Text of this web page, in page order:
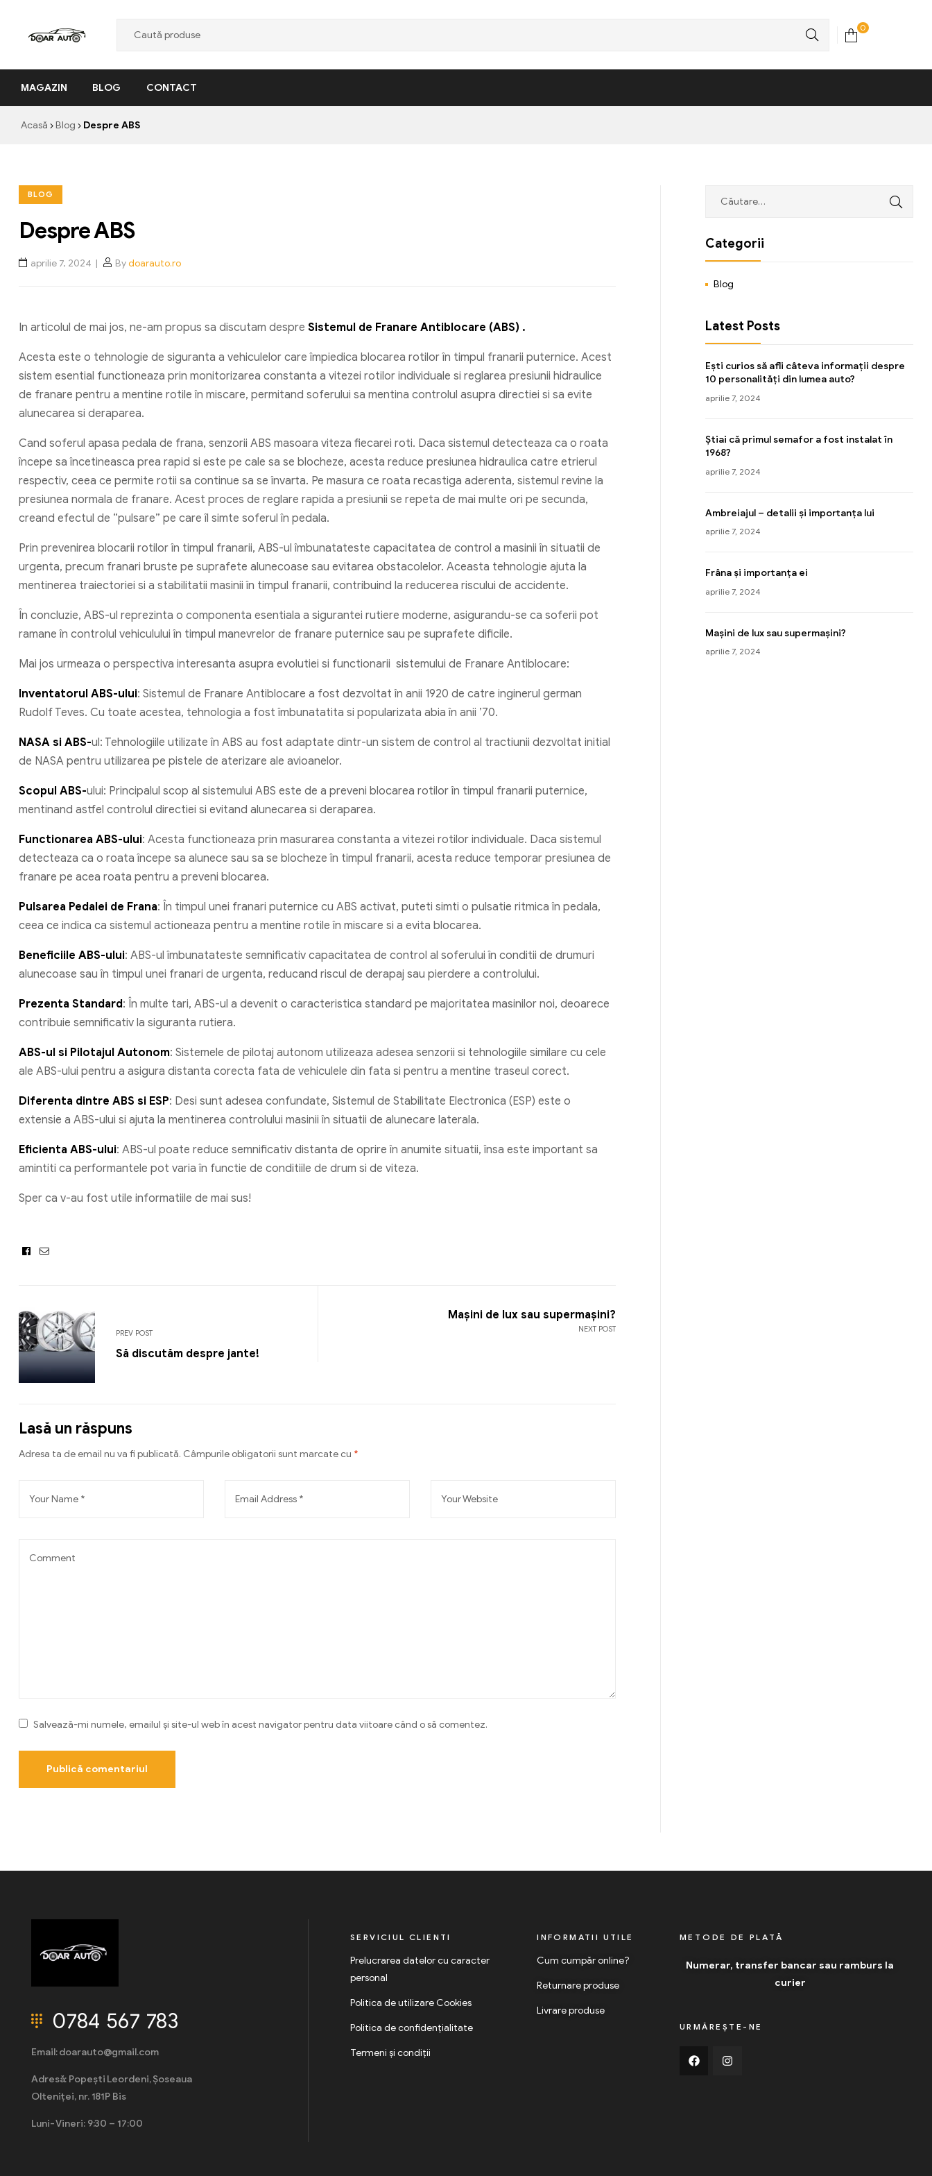
Auto
"Nascut
profesionalism"
0
MAGAZIN BLOG CONTACT
Acasă Blog Despre ABS
BLOG
Despre ABS
aprilie 7, 2024 Bydoarauto.ro
In articolul de mai jos, ne-am propus sa discutam despre Sistemul de Franare Antiblocare (ABS) .
Acesta este o tehnologie de siguranta a vehiculelor care împiedica blocarea rotilor în timpul franarii puternice. Acest
sistem esential functioneaza prin monitorizarea constanta a vitezei rotilor individuale si reglarea presiunii hidraulice
de franare pentru a mentine rotile în miscare, permitand soferului sa mentina controlul asupra directiei si sa evite
alunecarea si deraparea.
Cand soferul apasa pedala de frana, senzorii ABS masoara viteza fiecarei roti. Daca sistemul detecteaza ca o roata
începe sa încetineasca prea rapid si este pe cale sa se blocheze, acesta reduce presiunea hidraulica catre etrierul
respectiv, ceea ce permite rotii sa continue sa se învarta. Pe masura ce roata recastiga aderenta, sistemul revine la
presiunea normala de franare. Acest proces de reglare rapida a presiunii se repeta de mai multe ori pe secunda,
creand efectul de “pulsare” pe care îl simte soferul în pedala.
Prin prevenirea blocarii rotilor în timpul franarii, ABS-ul îmbunatateste capacitatea de control a masinii în situatii de
urgenta, precum franari bruste pe suprafete alunecoase sau evitarea obstacolelor. Aceasta tehnologie ajuta la
mentinerea traiectoriei si a stabilitatii masinii în timpul franarii, contribuind la reducerea riscului de accidente.
În concluzie, ABS-ul reprezinta o componenta esentiala a sigurantei rutiere moderne, asigurandu-se ca soferii pot
ramane în controlul vehiculului în timpul manevrelor de franare puternice sau pe suprafete dificile.
Mai jos urmeaza o perspectiva interesanta asupra evolutiei si functionarii sistemului de Franare Antiblocare:
Inventatorul ABS-ului: Sistemul de Franare Antiblocare a fost dezvoltat în anii 1920 de catre inginerul german
Rudolf Teves. Cu toate acestea, tehnologia a fost îmbunatatita si popularizata abia în anii ’70.
NASA si ABS-ul: Tehnologiile utilizate în ABS au fost adaptate dintr-un sistem de control al tractiunii dezvoltat initial
de NASA pentru utilizarea pe pistele de aterizare ale avioanelor.
Scopul ABS-ului: Principalul scop al sistemului ABS este de a preveni blocarea rotilor în timpul franarii puternice,
mentinand astfel controlul directiei si evitand alunecarea si deraparea.
Functionarea ABS-ului: Acesta functioneaza prin masurarea constanta a vitezei rotilor individuale. Daca sistemul
detecteaza ca o roata începe sa alunece sau sa se blocheze în timpul franarii, acesta reduce temporar presiunea de
franare pe acea roata pentru a preveni blocarea.
Pulsarea Pedalei de Frana: În timpul unei franari puternice cu ABS activat, puteti simti o pulsatie ritmica în pedala,
ceea ce indica ca sistemul actioneaza pentru a mentine rotile în miscare si a evita blocarea.
Beneficiile ABS-ului: ABS-ul îmbunatateste semnificativ capacitatea de control al soferului în conditii de drumuri
alunecoase sau în timpul unei franari de urgenta, reducand riscul de derapaj sau pierdere a controlului.
Prezenta Standard: În multe tari, ABS-ul a devenit o caracteristica standard pe majoritatea masinilor noi, deoarece
contribuie semnificativ la siguranta rutiera.
ABS-ul si Pilotajul Autonom: Sistemele de pilotaj autonom utilizeaza adesea senzorii si tehnologiile similare cu cele
ale ABS-ului pentru a asigura distanta corecta fata de vehiculele din fata si pentru a mentine traseul corect.
Diferenta dintre ABS si ESP: Desi sunt adesea confundate, Sistemul de Stabilitate Electronica (ESP) este o
extensie a ABS-ului si ajuta la mentinerea controlului masinii în situatii de alunecare laterala.
Eficienta ABS-ului: ABS-ul poate reduce semnificativ distanta de oprire în anumite situatii, însa este important sa
amintiti ca performantele pot varia în functie de conditiile de drum si de viteza.
Sper ca v-au fost utile informatiile de mai sus!
Facebook
Email
PREV POST
Să discutăm despre jante!
NEXT POST
Mașini de lux sau supermașini?
Lasă un răspuns
Adresa ta de email nu va fi publicată. Câmpurile obligatorii sunt marcate cu *
Salvează-mi numele, emailul și site-ul web în acest navigator pentru data viitoare când o să comentez.
Categorii
Blog
Latest Posts
Ești curios să afli câteva informații despre
10 personalități din lumea auto?
aprilie 7, 2024
Știai că primul semafor a fost instalat în
1968?
aprilie 7, 2024
Ambreiajul – detalii și importanța lui
aprilie 7, 2024
Frâna și importanța ei
aprilie 7, 2024
Mașini de lux sau supermașini?
aprilie 7, 2024
0784 567 783
Email: doarauto@gmail.com
Adresă: Popești Leordeni, Șoseaua
Olteniței, nr. 181P Bis
Luni- Vineri: 9:30 – 17:00
SERVICIUL CLIENTI
Prelucrarea datelor cu caracter
personal
Politica de utilizare Cookies
Politica de confidențialitate
Termeni și condiții
INFORMATII UTILE
Cum cumpăr online?
Returnare produse
Livrare produse
METODE DE PLATĂ
Numerar, transfer bancar sau ramburs la
curier
URMĂREȘTE-NE